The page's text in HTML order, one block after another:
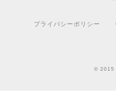
プライバシーポリシー
© 2015